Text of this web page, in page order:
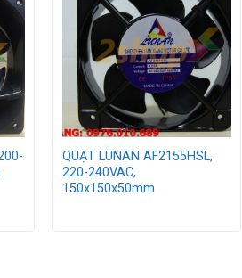
QUẠT LUNAN AF2155HSL,
220-240VAC,
150x150x50mm